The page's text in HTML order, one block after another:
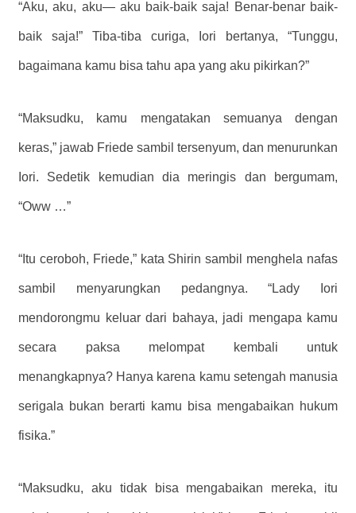
“Aku, aku, aku— aku baik-baik saja! Benar-benar baik-
baik saja!” Tiba-tiba curiga, Iori bertanya, “Tunggu,
bagaimana kamu bisa tahu apa yang aku pikirkan?”
“Maksudku, kamu mengatakan semuanya dengan
keras,” jawab Friede sambil tersenyum, dan menurunkan
Iori. Sedetik kemudian dia meringis dan bergumam,
“Oww …”
“Itu ceroboh, Friede,” kata Shirin sambil menghela nafas
sambil menyarungkan pedangnya. “Lady Iori
mendorongmu keluar dari bahaya, jadi mengapa kamu
secara paksa melompat kembali untuk
menangkapnya? Hanya karena kamu setengah manusia
serigala bukan berarti kamu bisa mengabaikan hukum
fisika.”
“Maksudku, aku tidak bisa mengabaikan mereka, itu